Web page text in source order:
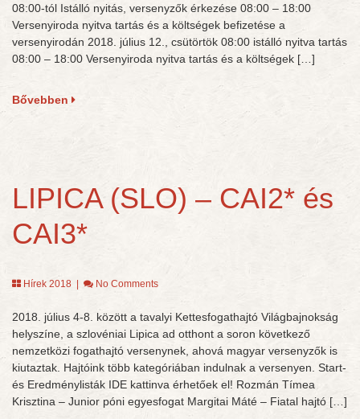
08:00-tól Istálló nyitás, versenyzők érkezése 08:00 – 18:00
Versenyiroda nyitva tartás és a költségek befizetése a
versenyirodán 2018. július 12., csütörtök 08:00 istálló nyitva tartás
08:00 – 18:00 Versenyiroda nyitva tartás és a költségek […]
Bővebben
LIPICA (SLO) – CAI2* és
CAI3*
Hírek 2018 No Comments
2018. július 4-8. között a tavalyi Kettesfogathajtó Világbajnokság
helyszíne, a szlovéniai Lipica ad otthont a soron következő
nemzetközi fogathajtó versenynek, ahová magyar versenyzők is
kiutaztak. Hajtóink több kategóriában indulnak a versenyen. Start-
és Eredménylisták IDE kattinva érhetőek el! Rozmán Tímea
Krisztina – Junior póni egyesfogat Margitai Máté – Fiatal hajtó […]